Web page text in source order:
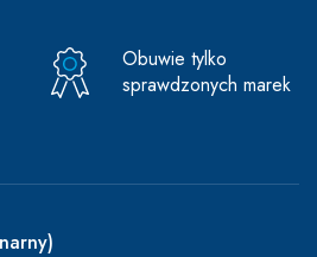
Obuwie tylko
sprawdzonych marek